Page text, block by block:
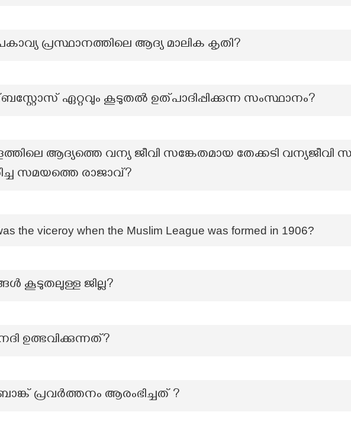
പ്രസ്ഥാനത്തിലെ ആദ്യ മാലിക കൃതി?
ഏറ്റവും കൂടുതൽ ഉത്പാദിപ്പിക്കുന്ന സംസ്ഥാനം?
ആദ്യത്തെ വന്യ ജീവി സങ്കേതമായ തേക്കടി വന്യജീവി
സമയത്തെ രാജാവ്?
the viceroy when the Muslim League was formed in 1906?
കൂടുതലുള്ള ജില്ല?
ഉത്ഭവിക്കുന്നത്?
ബാങ്ക് പ്രവർത്തനം ആരംഭിച്ചത് ?